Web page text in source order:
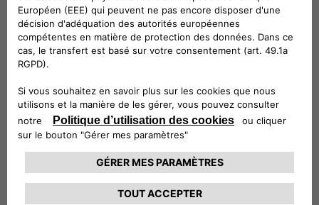
Suivez-nous
CONTACTEZ LE SERVICE CLIENT
CIAO FIAT SERVICE CLIENT
00 800 342 800 00
Numéro gratuit